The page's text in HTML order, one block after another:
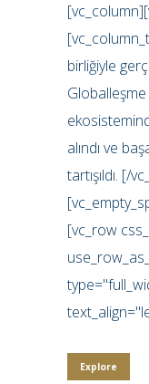
birliğiyle
alındı ve
tartışıldı. [/
[vc_row
Explore